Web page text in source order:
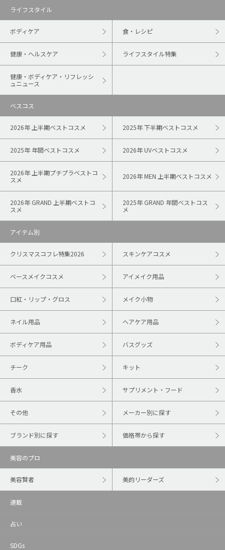
ライフスタイル
ボディケア 食・レシピ
健康・ヘルスケア ライフスタイル特集
健康・ボディケア・リフレッシ
ュニュース
ベスコス
2026年 上半期ベストコスメ 2025年 下半期ベストコスメ
2025年 年間ベストコスメ 2026年 UVベストコスメ
2026年 上半期プチプラベストコ
スメ
2026年 MEN 上半期ベストコスメ
2026年 GRAND 上半期ベストコ
スメ
2025年 GRAND 年間ベストコス
メ
アイテム別
クリスマスコフレ特集2026 スキンケアコスメ
ベースメイクコスメ アイメイク用品
口紅・リップ・グロス メイク小物
ネイル用品 ヘアケア用品
ボディケア用品 バスグッズ
チーク キット
香水 サプリメント・フード
その他 メーカー別に探す
ブランド別に探す 価格帯から探す
美容のプロ
美容賢者 美的リーダーズ
連載
占い
SDGs